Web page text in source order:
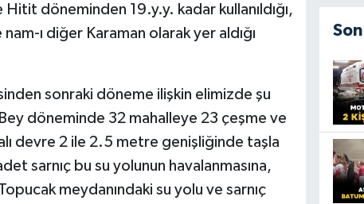
döneminden 19.y.y. kadar kullanıldığı,
ı diğer Karaman olarak yer aldığı
sonraki döneme ilişkin elimizde şu
döneminde 32 mahalleye 23 çeşme ve
devre 2 ile 2.5 metre genişliğinde taşla
sarnıç bu su yolunun havalanmasına,
meydanındaki su yolu ve sarnıç